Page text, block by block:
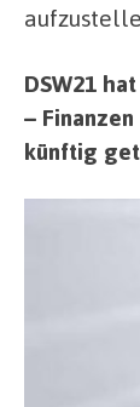
DSW21
–
künftig